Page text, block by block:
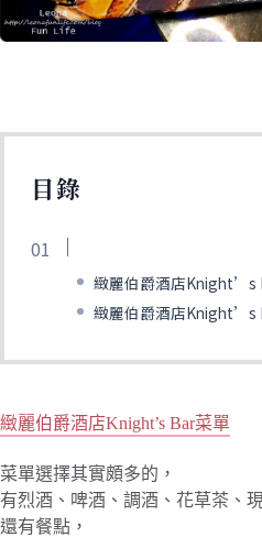
目錄
緻麗伯爵酒店Knight’s
緻麗伯爵酒店Knight’s
緻麗伯爵酒店Knight’s Bar菜單
菜單選擇其實頗多的，
有烈酒、啤酒、調酒、花草茶、
還有餐點，